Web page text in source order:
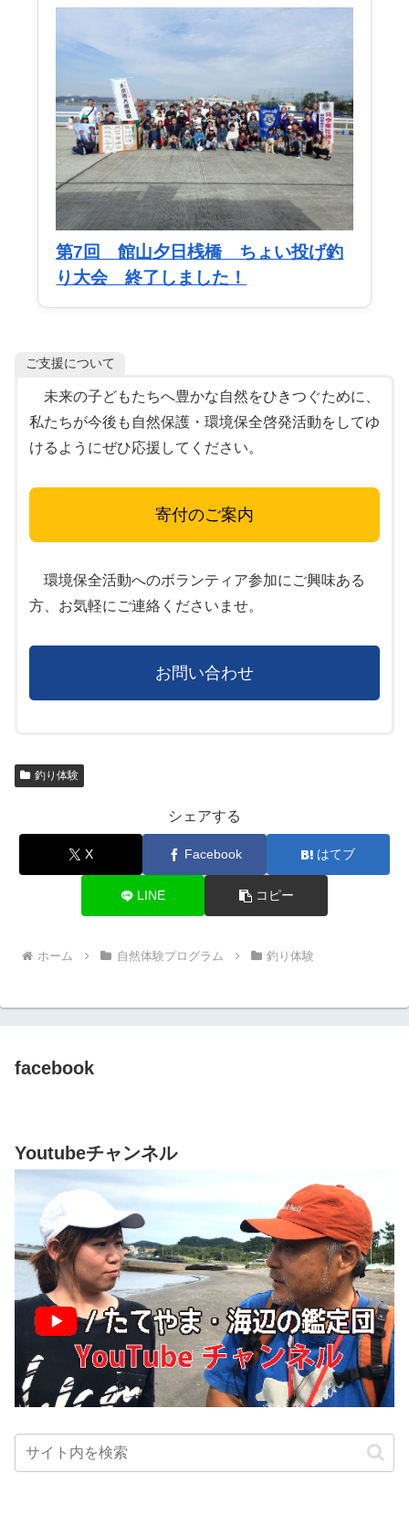
第7回 館山夕日桟橋 ちょい投げ釣
り大会 終了しました！
ご支援について
未来の子どもたちへ豊かな自然をひきつぐために、
私たちが今後も自然保護・環境保全啓発活動をしてゆ
けるようにぜひ応援してください。
寄付のご案内
環境保全活動へのボランティア参加にご興味ある
方、お気軽にご連絡くださいませ。
お問い合わせ
釣り体験
シェアする
X Facebook はてブ
LINE コピー
ホーム 自然体験プログラム 釣り体験
facebook
Youtubeチャンネル